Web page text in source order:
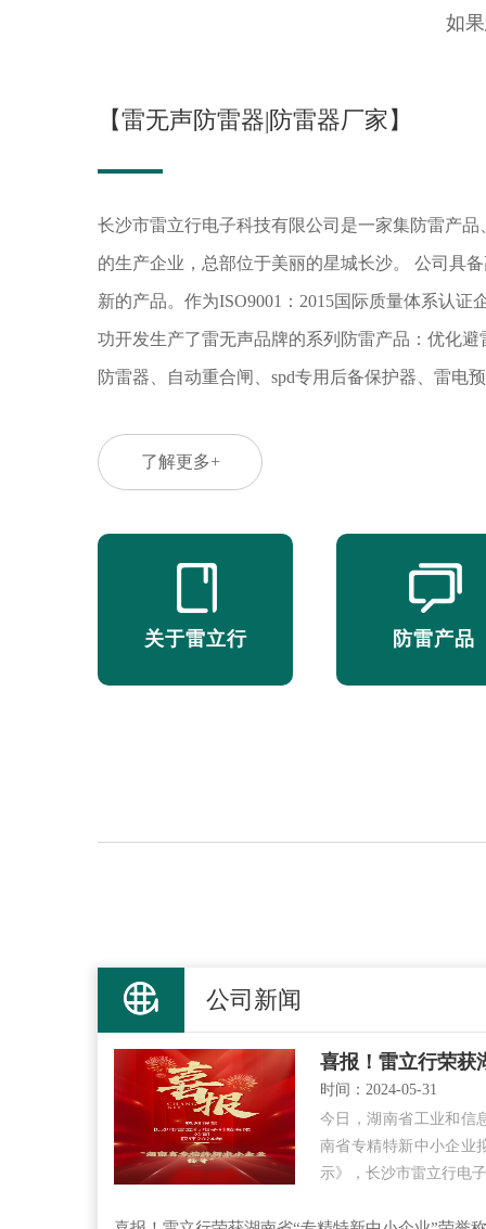
如
【雷无声防雷器|防雷器厂家】
长沙市雷立行电子科技有限公司是一家集防雷产
的生产企业，总部位于美丽的星城长沙。 公司具
新的产品。作为ISO9001：2015国际质量体系认
功开发生产了雷无声品牌的系列防雷产品：优化
防雷器、自动重合闸、spd专用后备保护器、雷电
命长等特点，性能符合国际电工委员会标准、国
电防护装置测试中心、信息产业部、气象局等专
品质、极具人性化的设计以及精美的外观赢得了
本”的企业经营理念，通过多年的不懈努力，已形
坚持技术创新和产品创新，坚持客户第一、信誉
同。雷立行的目标是打造中国更好的防雷品牌，成
了解更多+
关于雷立行 防雷产品
公司新闻
时间：2024-05-31
今日，湖南省工业和信
南省专精特新中小企业
示》，长沙市雷立行电